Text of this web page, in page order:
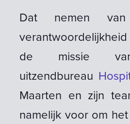
Dat nemen
de missie
uitzendbureau
Maarten en zijn
namelijk voor om